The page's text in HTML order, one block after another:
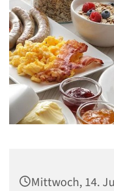
Mittwoch, 14.